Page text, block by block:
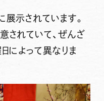
示されています。
されていて、ぜんざ
によって異なりま